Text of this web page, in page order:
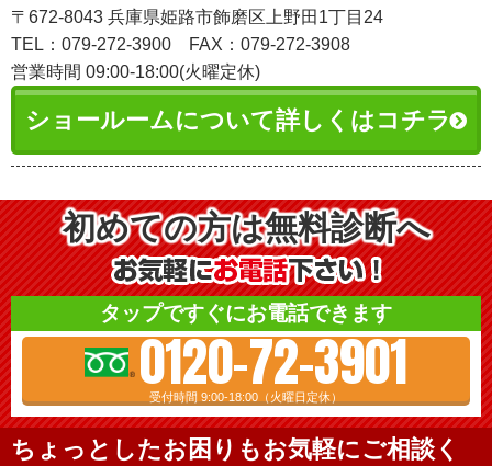
〒672-8043 兵庫県姫路市飾磨区上野田1丁目24
TEL：079-272-3900
FAX：079-272-3908
営業時間 09:00-18:00(火曜定休)
ショールームについて詳しくはコチラ
初めての方は無料診断へ
タップですぐにお電話できます
0120-72-3901
受付時間 9:00-18:00（火曜日定休）
ちょっとしたお困りもお気軽にご相談く